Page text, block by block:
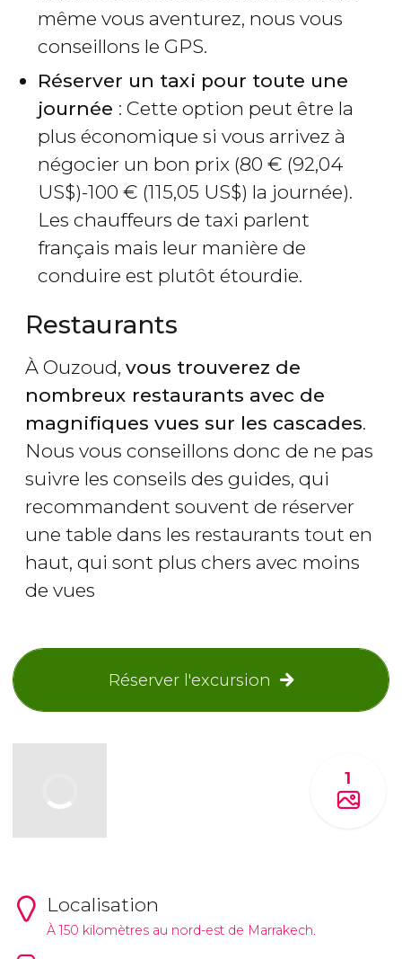
même vous aventurez, nous vous
conseillons le GPS.
Réserver un taxi pour toute une
journée : Cette option peut être la
plus économique si vous arrivez à
négocier un bon prix (80 € (92,04
US$)-100 € (115,05 US$) la journée).
Les chauffeurs de taxi parlent
français mais leur manière de
conduire est plutôt étourdie.
Restaurants
À Ouzoud, vous trouverez de
nombreux restaurants avec de
magnifiques vues sur les cascades.
Nous vous conseillons donc de ne pas
suivre les conseils des guides, qui
recommandent souvent de réserver
une table dans les restaurants tout en
haut, qui sont plus chers avec moins
de vues
Réserver l'excursion
1
Localisation
À 150 kilomètres au nord-est de Marrakech.